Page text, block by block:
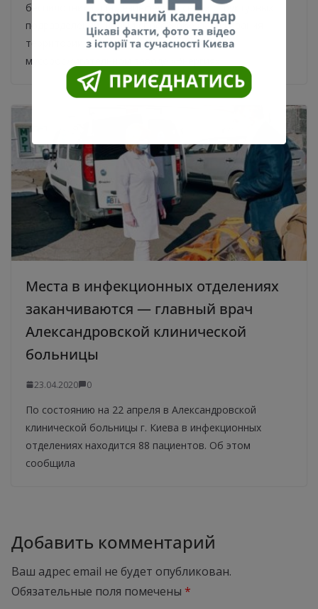
беспилотники для дезинфекции своих структурных
подразделений, новый способ обеззараживания
территории уже протестировали на
мусоросжигательном заводе «Энергия».
Места в инфекционных отделениях
заканчиваются — главный врач
Александровской клинической
больницы
23.04.2020 0
По состоянию на 22 апреля в Александровской
клинической больницы г. Киева в инфекционных
отделениях находится 88 пациентов. Об этом
сообщила
Добавить комментарий
Ваш адрес email не будет опубликован.
Обязательные поля помечены *